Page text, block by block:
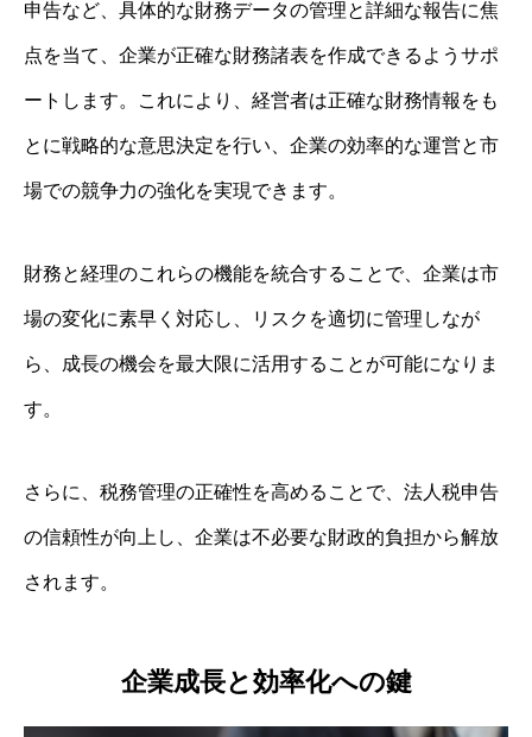
申告など、具体的な財務データの管理と詳細な報告に焦
点を当て、企業が正確な財務諸表を作成できるようサポ
ートします。これにより、経営者は正確な財務情報をも
とに戦略的な意思決定を行い、企業の効率的な運営と市
場での競争力の強化を実現できます。
財務と経理のこれらの機能を統合することで、企業は市
場の変化に素早く対応し、リスクを適切に管理しなが
ら、成長の機会を最大限に活用することが可能になりま
す。
さらに、税務管理の正確性を高めることで、法人税申告
の信頼性が向上し、企業は不必要な財政的負担から解放
されます。
企業成長と効率化への鍵